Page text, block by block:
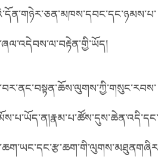
བོད་ཡིག
English
ភាសាខ្មែរ